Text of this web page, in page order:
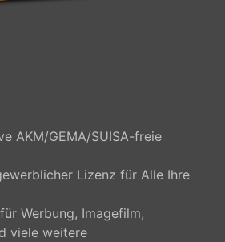
AKM/GEMA/SUISA-freie
Lizenz für Alle Ihre
Werbung, Imagefilm,
viele weitere